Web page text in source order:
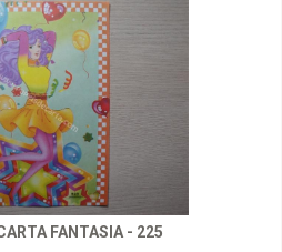
FANTASIA - 225